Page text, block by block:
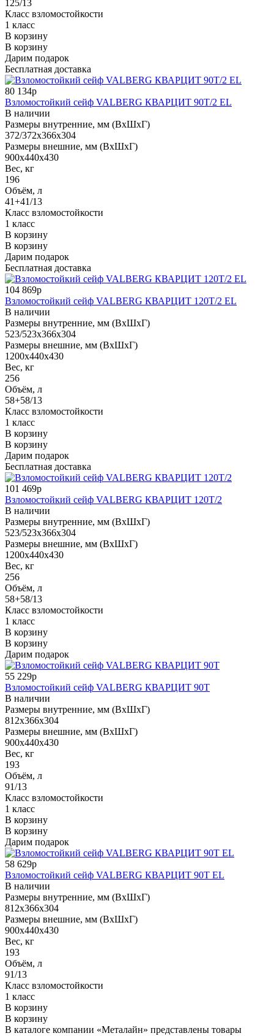
125/13
Класс взломостойкости
1 класс
В корзину
В корзину
Дарим подарок
Бесплатная доставка
80 134р
Взломостойкий сейф VALBERG КВАРЦИТ 90Т/2 EL
В наличии
Размеры внутренние, мм (ВхШхГ)
372/372x366x304
Размеры внешние, мм (ВхШхГ)
900x440x430
Вес, кг
196
Объём, л
41+41/13
Класс взломостойкости
1 класс
В корзину
В корзину
Дарим подарок
Бесплатная доставка
104 869р
Взломостойкий сейф VALBERG КВАРЦИТ 120Т/2 EL
В наличии
Размеры внутренние, мм (ВхШхГ)
523/523x366x304
Размеры внешние, мм (ВхШхГ)
1200x440x430
Вес, кг
256
Объём, л
58+58/13
Класс взломостойкости
1 класс
В корзину
В корзину
Дарим подарок
Бесплатная доставка
101 469р
Взломостойкий сейф VALBERG КВАРЦИТ 120Т/2
В наличии
Размеры внутренние, мм (ВхШхГ)
523/523x366x304
Размеры внешние, мм (ВхШхГ)
1200x440x430
Вес, кг
256
Объём, л
58+58/13
Класс взломостойкости
1 класс
В корзину
В корзину
Дарим подарок
55 229р
Взломостойкий сейф VALBERG КВАРЦИТ 90Т
В наличии
Размеры внутренние, мм (ВхШхГ)
812x366x304
Размеры внешние, мм (ВхШхГ)
900x440x430
Вес, кг
193
Объём, л
91/13
Класс взломостойкости
1 класс
В корзину
В корзину
Дарим подарок
58 629р
Взломостойкий сейф VALBERG КВАРЦИТ 90Т EL
В наличии
Размеры внутренние, мм (ВхШхГ)
812x366x304
Размеры внешние, мм (ВхШхГ)
900x440x430
Вес, кг
193
Объём, л
91/13
Класс взломостойкости
1 класс
В корзину
В корзину
В каталоге компании «Металайн» представлены товары